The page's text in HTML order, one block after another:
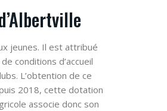
jeunes. Il est attribué
conditions d’accueil
L’obtention de ce
2018, cette dotation
associe donc son